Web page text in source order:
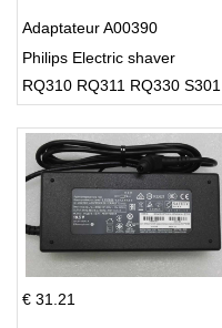
Adaptateur A00390
Philips Electric shaver
RQ310 RQ311 RQ330 S301
€ 31.21